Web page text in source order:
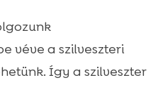
véve a szilveszteri
Így a szilveszter